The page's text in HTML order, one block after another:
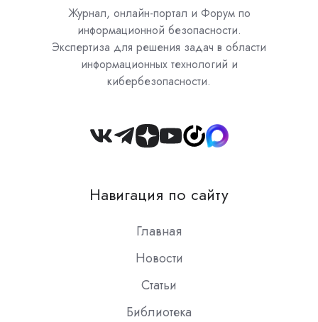
Журнал, онлайн-портал и Форум по
информационной безопасности.
Экспертиза для решения задач в области
информационных технологий и
кибербезопасности.
Join
Slack
Навигация по сайту
Главная
Новости
Статьи
Библиотека